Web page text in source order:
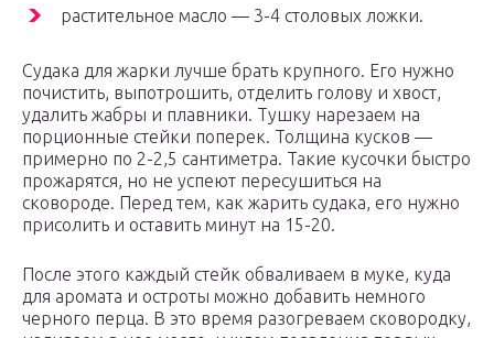
растительное масло — 3-4 столовых ложки.
Судака для жарки лучше брать крупного. Его нужно
почистить, выпотрошить, отделить голову и хвост,
удалить жабры и плавники. Тушку нарезаем на
порционные стейки поперек. Толщина кусков —
примерно по 2-2,5 сантиметра. Такие кусочки быстро
прожарятся, но не успеют пересушиться на
сковороде. Перед тем, как жарить судака, его нужно
присолить и оставить минут на 15-20.
После этого каждый стейк обваливаем в муке, куда
для аромата и остроты можно добавить немного
черного перца. В это время разогреваем сковородку,